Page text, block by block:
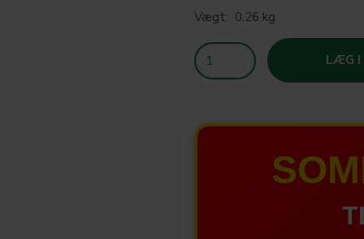
Vægt: 0,26 kg
LÆG I